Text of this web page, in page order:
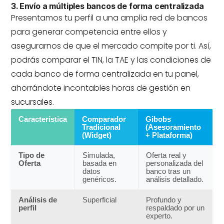
3. Envío a múltiples bancos de forma centralizada
Presentamos tu perfil a una amplia red de bancos
para generar competencia entre ellos y
asegurarnos de que el mercado compite por ti. Así,
podrás comparar el TIN, la TAE y las condiciones de
cada banco de forma centralizada en tu panel,
ahorrándote incontables horas de gestión en
sucursales.
Característica
Comparador
Tradicional
(Widget)
Gibobs
(Asesoramiento
+ Plataforma)
Tipo de
Oferta
Simulada,
basada en
datos
genéricos.
Oferta real y
personalizada del
banco tras un
análisis detallado.
Análisis de
perfil
Superficial
Profundo y
respaldado por un
experto.